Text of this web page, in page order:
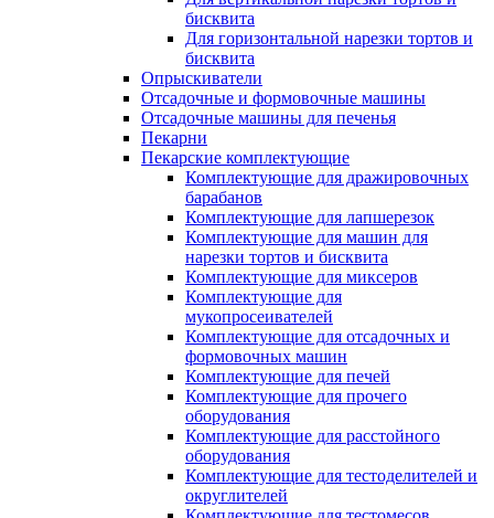
бисквита
Для горизонтальной нарезки тортов и
бисквита
Опрыскиватели
Отсадочные и формовочные машины
Отсадочные машины для печенья
Пекарни
Пекарские комплектующие
Комплектующие для дражировочных
барабанов
Комплектующие для лапшерезок
Комплектующие для машин для
нарезки тортов и бисквита
Комплектующие для миксеров
Комплектующие для
мукопросеивателей
Комплектующие для отсадочных и
формовочных машин
Комплектующие для печей
Комплектующие для прочего
оборудования
Комплектующие для расстойного
оборудования
Комплектующие для тестоделителей и
округлителей